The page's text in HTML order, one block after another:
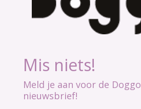
Mis niets!
Meld je aan voor de Doggo
nieuwsbrief!